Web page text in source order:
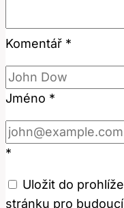
Komentář *
Jméno *
*
Uložit do
stránku pro